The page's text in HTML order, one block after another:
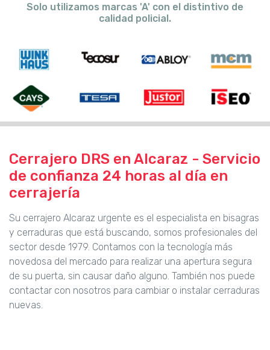
Solo utilizamos marcas 'A' con el distintivo de
calidad policial.
Cerrajero DRS en Alcaraz - Servicio
de confianza 24 horas al día en
cerrajería
Su cerrajero Alcaraz urgente es el especialista en bisagras
y cerraduras que está buscando, somos profesionales del
sector desde 1979. Contamos con la tecnología más
novedosa del mercado para realizar una apertura segura
de su puerta, sin causar daño alguno. También nos puede
contactar con nosotros para cambiar o instalar cerraduras
nuevas.